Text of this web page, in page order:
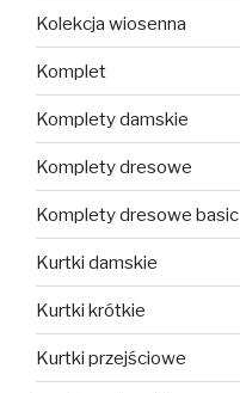
Kolekcja wiosenna
Komplet
Komplety damskie
Komplety dresowe
Komplety dresowe basic
Kurtki damskie
Kurtki krótkie
Kurtki przejściowe